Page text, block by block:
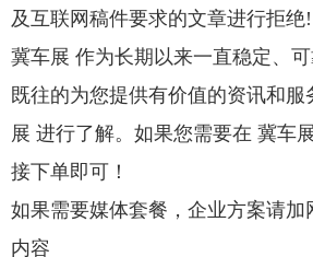
及互联网稿件要求的文章进行拒绝!
冀车展 作为长期以来一直稳定、
既往的为您提供有价值的资讯和
展 进行了解。如果您需要在 冀车
接下单即可！
如果需要媒体套餐，企业方案请加
内容